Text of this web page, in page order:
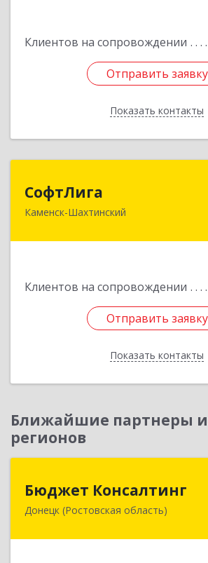
Клиентов на сопровождении
Отправить заявку
Показать контакты
Отправить заявку
Назад
СофтЛига
Каменск-Шахтинский
Клиентов на сопровождении
Отправить заявку
Показать контакты
347800, Ростовская обл,
Отправить заявку
Назад
Ближайшие партнеры
регионов
Бюджет Консалтинг
Донецк (Ростовская область)
346338, Ростовская обл,